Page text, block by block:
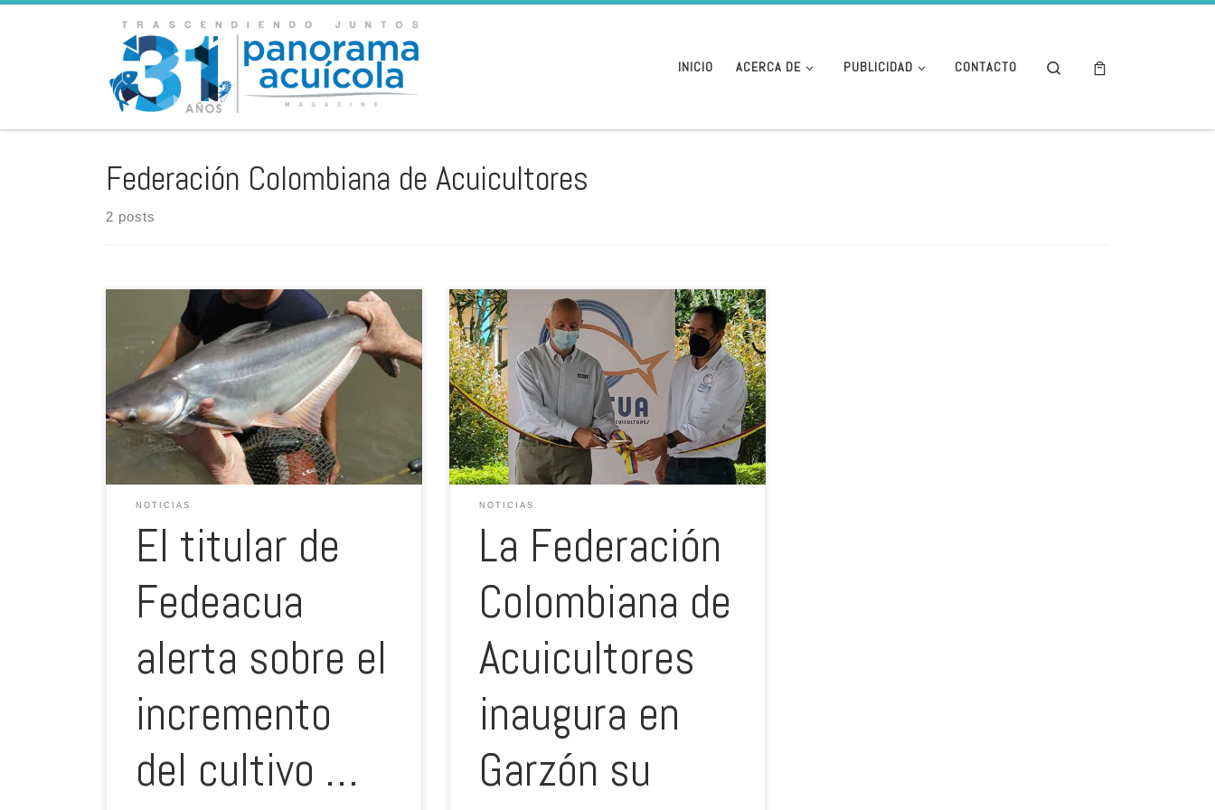
INICIO ACERCA DE PUBLICIDAD CONTACTO Search
Federación Colombiana de Acuicultores
2 posts
El director ejecutivo de la Federación Colombiana de
Acuicultores (Fedeacua), César Pinzón, llamó la
atención sobre el incremento del cultivo de pangasius,
panga o pez basa, en el país caribeño. En su opinión, el
hecho se debe al alto precio de los insumos para el
cultivo de otras especies. “Los […]
NOTICIAS
El titular de
Fedeacua
alerta sobre el
incremento
del cultivo …
La Federación Colombiana de Acuicultores (Fedeacua)
inauguró hace pocos días en la ciudad de Garzón, en el
departamento de Huila, el nuevo Centro de
Investigación, Innovación y Desarrollo Tecnológico
Acuícola Colombiano (Cideaco), que contribuirá al
mejoramiento de procesos en la cadena productiva y en
la transformación, distribución y comercialización de […]
NOTICIAS
La Federación
Colombiana de
Acuicultores
inaugura en
Garzón su